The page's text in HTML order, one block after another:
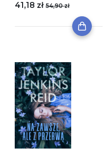
41,18 zł 54,90 zł